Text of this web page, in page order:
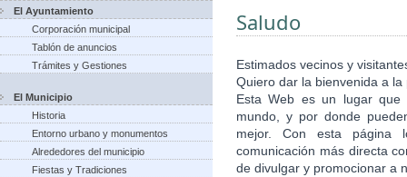
El Ayuntamiento
Corporación municipal
Tablón de anuncios
Trámites y Gestiones
El Municipio
Historia
Entorno urbano y monumentos
Alrededores del municipio
Fiestas y Tradiciones
Saludo
Estimados vecinos y
Quiero dar la bienvenida a
Esta Web es un lugar
mundo, y por donde
mejor. Con esta página
comunicación más directa
de divulgar y promocionar a